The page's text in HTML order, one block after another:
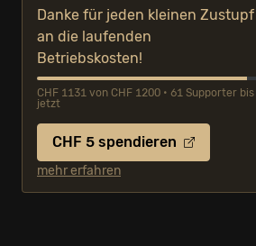
Danke für jeden kleinen Zustupf
an die laufenden
Betriebskosten!
CHF 1131 von CHF 1200 • 61 Supporter bis
jetzt
CHF 5 spendieren
mehr erfahren